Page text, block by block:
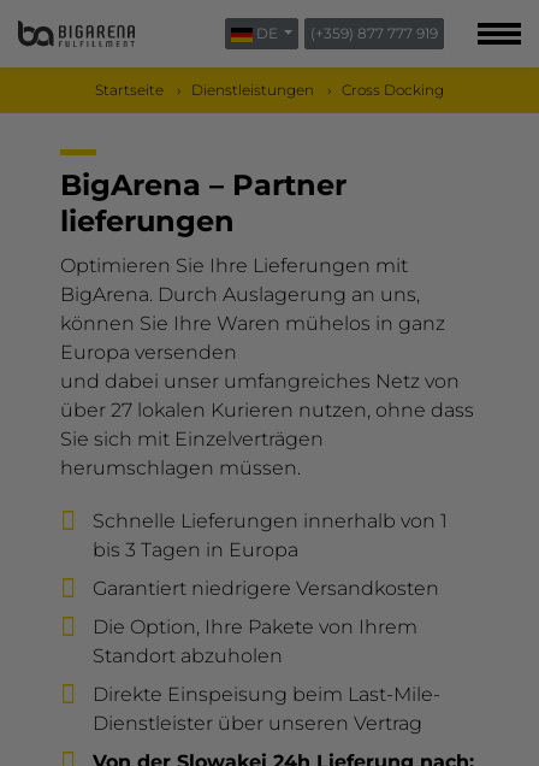
DE (+359) 877 777 919
ÜBER UNS
Startseite Dienstleistungen Cross Docking
BigArena – Partner
lieferungen
Optimieren Sie Ihre Lieferungen mit
BigArena. Durch Auslagerung an uns,
können Sie Ihre Waren mühelos in ganz
Europa versenden
und dabei unser umfangreiches Netz von
über 27 lokalen Kurieren nutzen, ohne dass
Sie sich mit Einzelverträgen
herumschlagen müssen.
Schnelle Lieferungen innerhalb von 1
bis 3 Tagen in Europa
Garantiert niedrigere Versandkosten
Die Option, Ihre Pakete von Ihrem
Standort abzuholen
Direkte Einspeisung beim Last-Mile-
Dienstleister über unseren Vertrag